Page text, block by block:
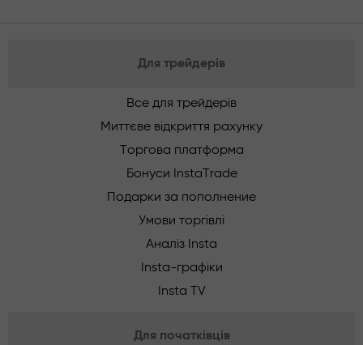
Для трейдерів
Все для трейдерів
Миттєве відкриття рахунку
Торгова платформа
Бонуси InstaTrade
Подарки за пополнение
Умови торгівлі
Аналіз Insta
Insta-графіки
Insta TV
Для початківців